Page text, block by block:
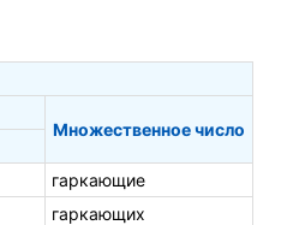
Множественное число
гаркающие
гаркающих